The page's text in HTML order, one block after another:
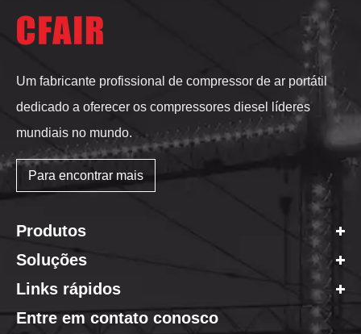
Um fabricante profissional de compressor de ar portátil
dedicado a oferecer os compressores diesel líderes
mundiais no mundo.
Para encontrar mais
Produtos
Soluções
Links rápidos
Entre em contato conosco